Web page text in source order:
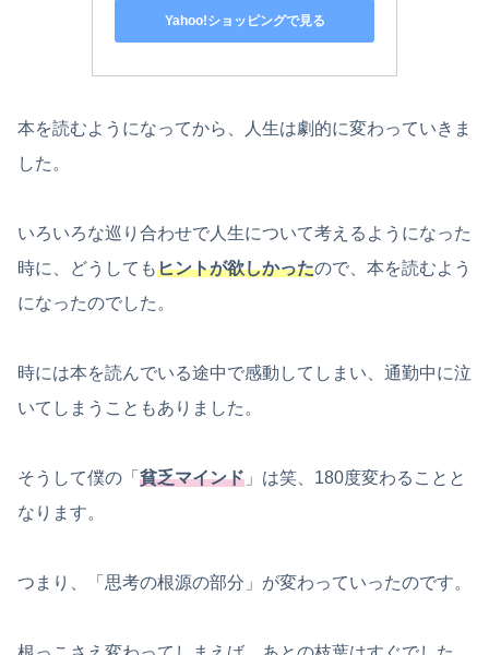
Yahoo!ショッピングで見る
本を読むようになってから、人生は劇的に変わっていきま
した。
いろいろな巡り合わせで人生について考えるようになった
時に、どうしてもヒントが欲しかったので、本を読むよう
になったのでした。
時には本を読んでいる途中で感動してしまい、通勤中に泣
いてしまうこともありました。
そうして僕の「 貧乏マインド 」は笑、180度変わることと
なります。
つまり、「思考の根源の部分」が変わっていったのです。